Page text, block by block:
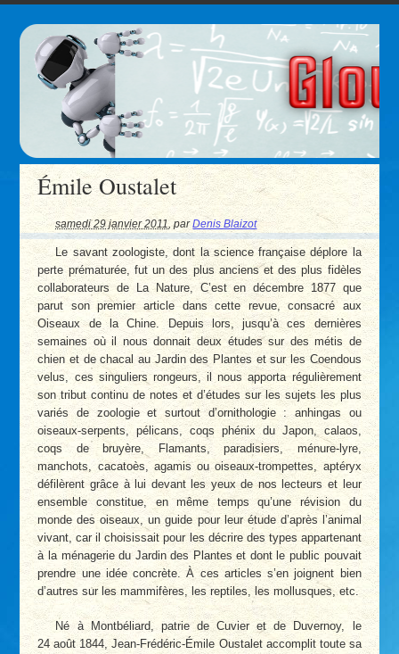
Émile Oustalet
samedi 29 janvier 2011,parDenis Blaizot
Le savant zoologiste, dont la science française déplore la
perte prématurée, fut un des plus anciens et des plus fidèles
collaborateurs de La Nature, C’est en décembre 1877 que
parut son premier article dans cette revue, consacré aux
Oiseaux de la Chine. Depuis lors, jusqu’à ces dernières
semaines où il nous donnait deux études sur des métis de
chien et de chacal au Jardin des Plantes et sur les Coendous
velus, ces singuliers rongeurs, il nous apporta régulièrement
son tribut continu de notes et d’études sur les sujets les plus
variés de zoologie et surtout d’ornithologie : anhingas ou
oiseaux-serpents, pélicans, coqs phénix du Japon, calaos,
coqs de bruyère, Flamants, paradisiers, ménure-lyre,
manchots, cacatoès, agamis ou oiseaux-trompettes, aptéryx
défilèrent grâce à lui devant les yeux de nos lecteurs et leur
ensemble constitue, en même temps qu’une révision du
monde des oiseaux, un guide pour leur étude d’après l’animal
vivant, car il choisissait pour les décrire des types appartenant
à la ménagerie du Jardin des Plantes et dont le public pouvait
prendre une idée concrète. À ces articles s’en joignent bien
d’autres sur les mammifères, les reptiles, les mollusques, etc.
Né à Montbéliard, patrie de Cuvier et de Duvernoy, le
24 août 1844, Jean-Frédéric-Émile Oustalet accomplit toute sa